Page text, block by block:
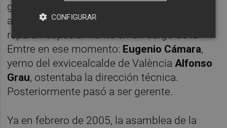
gestión de ecoparques como prestación
adicional. Los investigadores de
reparan especialmente en un cargo de la
Emtre en ese momento: Eugenio Cámara,
yerno del exvicealcalde de ValènciaAlfonso
Grau, ostentaba la dirección técnica.
Posteriormente pasó a ser gerente.
Ya en febrero de 2005, la asamblea de la
CONFIGURAR